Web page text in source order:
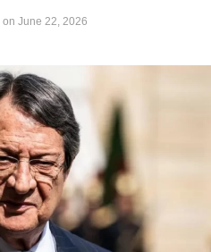
on June 22, 2026